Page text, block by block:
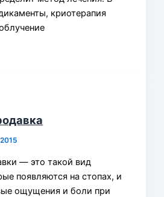
криотерапия
— это такой вид
появляются на стопах, и
ощущения и боли при